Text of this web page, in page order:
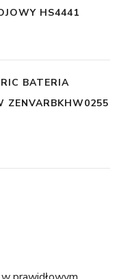
HS4441
BATERIA
ZENVARBKHW0255